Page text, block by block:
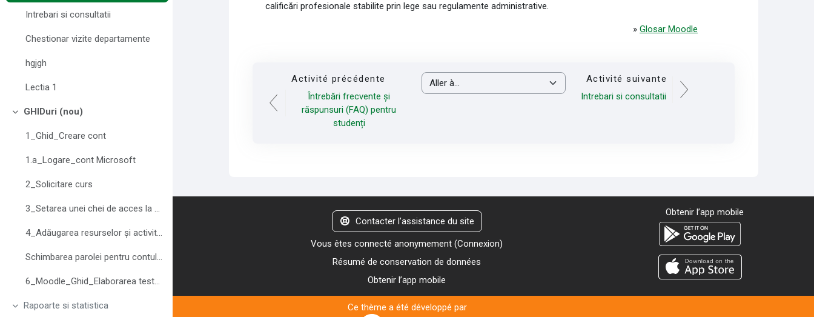
Intrebari si consultatii
Chestionar vizite departamente
hgjgh
Lectia 1
Replier
GHIDuri (nou)
1_Ghid_Creare cont
1.a_Logare_cont Microsoft
2_Solicitare curs
3_Setarea unei chei de acces la curs
4_Adăugarea resurselor și activităților
Schimbarea parolei pentru contul Moodle
6_Moodle_Ghid_Elaborarea testelor
Replier
Rapoarte si statistica
calificări profesionale stabilite prin lege sau regulamente administrative.
»Glosar Moodle
Activité précédente
Întrebări frecvente și
răspunsuri (FAQ) pentru
studenți
Aller à…
Activité suivante
Intrebari si consultatii
Contacter l’assistance du site
Vous êtes connecté anonymement (Connexion)
Résumé de conservation de données
Obtenir l’app mobile
Obtenir l’app mobile
Ce thème a été développé par